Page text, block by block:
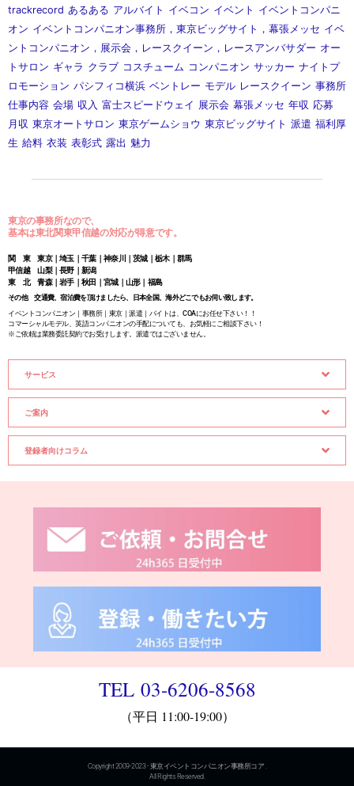
trackrecord あるある アルバイト イベコン イベント イベントコンパニ
オン イベントコンパニオン事務所，東京ビッグサイト，幕張メッセ イベ
ントコンパニオン，展示会，レースクイーン，レースアンバサダー オー
トサロン ギャラ クラブ コスチューム コンパニオン サッカー ナイトプ
ロモーション パシフィコ横浜 ベントレー モデル レースクイーン 事務所
仕事内容 会場 収入 富士スピードウェイ 展示会 幕張メッセ 年収 応募
月収 東京オートサロン 東京ゲームショウ 東京ビッグサイト 派遣 福利厚
生 給料 衣装 表彰式 露出 魅力
東京の事務所なので、
基本は東北関東甲信越の対応が得意です。
関 東 東京｜埼玉｜千葉｜神奈川｜茨城｜栃木｜群馬
甲信越 山梨｜長野｜新潟
東 北 青森｜岩手｜秋田｜宮城｜山形｜福島
その他 交通費、宿泊費を頂けましたら、日本全国、海外どこでもお伺い致します。
イベントコンパニオン｜事務所｜東京｜派遣｜バイトは、COAにお任せ下さい！！
コマーシャルモデル、英語コンパニオンの手配についても、お気軽にご相談下さい！
※ご依頼は業務委託契約でお受けします。派遣ではございません。
サービス
ご案内
登録者向けコラム
TEL 03-6206-8568
（平日 11:00-19:00）
Copyright 2009-2023 - 東京イベントコンパニオン事務所コア .
All Rights Reserved.